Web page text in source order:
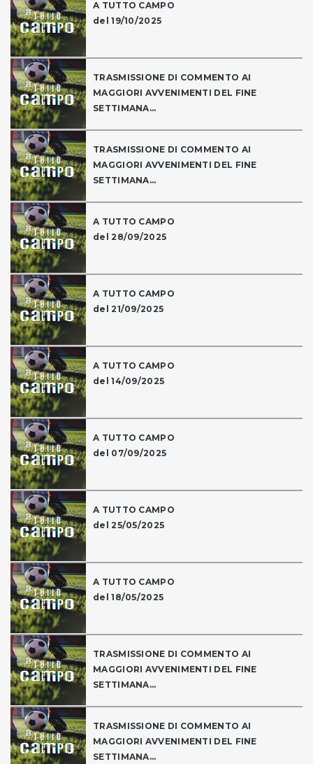
A TUTTO CAMPO
del 19/10/2025
TRASMISSIONE DI COMMENTO AI
MAGGIORI AVVENIMENTI DEL FINE
SETTIMANA...
TRASMISSIONE DI COMMENTO AI
MAGGIORI AVVENIMENTI DEL FINE
SETTIMANA...
A TUTTO CAMPO
del 28/09/2025
A TUTTO CAMPO
del 21/09/2025
A TUTTO CAMPO
del 14/09/2025
A TUTTO CAMPO
del 07/09/2025
A TUTTO CAMPO
del 25/05/2025
A TUTTO CAMPO
del 18/05/2025
TRASMISSIONE DI COMMENTO AI
MAGGIORI AVVENIMENTI DEL FINE
SETTIMANA...
TRASMISSIONE DI COMMENTO AI
MAGGIORI AVVENIMENTI DEL FINE
SETTIMANA...